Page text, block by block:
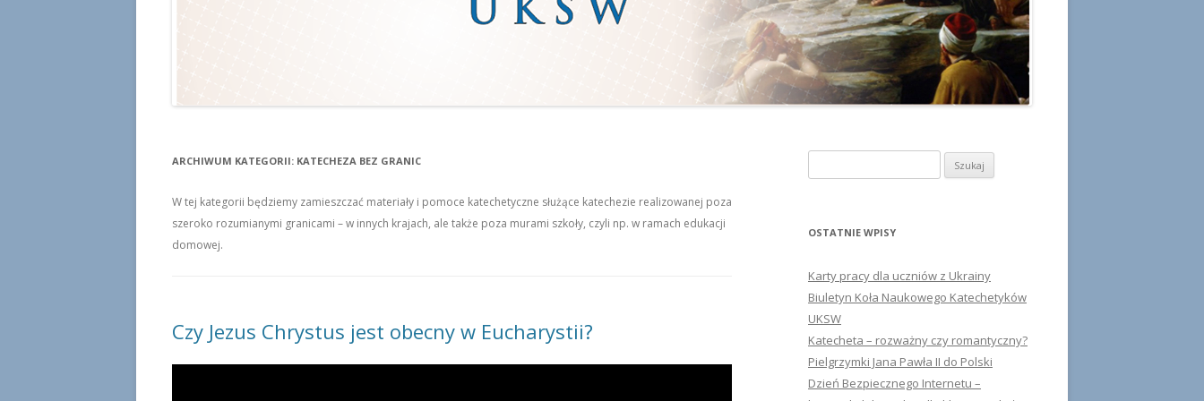
ARCHIWUM KATEGORII: KATECHEZA BEZ GRANIC
W tej kategorii będziemy zamieszczać materiały i pomoce katechetyczne służące katechezie realizowanej poza
szeroko rozumianymi granicami – w innych krajach, ale także poza murami szkoły, czyli np. w ramach edukacji
domowej.
Czy Jezus Chrystus jest obecny w Eucharystii?
OSTATNIE WPISY
Karty pracy dla uczniów z Ukrainy
Biuletyn Koła Naukowego Katechetyków
UKSW
Katecheta – rozważny czy romantyczny?
Pielgrzymki Jana Pawła II do Polski
Dzień Bezpiecznego Internetu –